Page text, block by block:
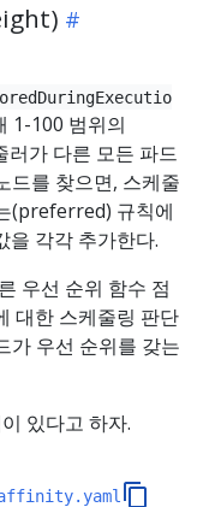
1-100 범위의
러가 다른 모든 파드
드를 찾으면, 스케줄
(preferred) 규칙에
을 각각 추가한다.
우선 순위 함수 점
대한 스케줄링 판단
가 우선 순위를 갖는
있다고 하자.